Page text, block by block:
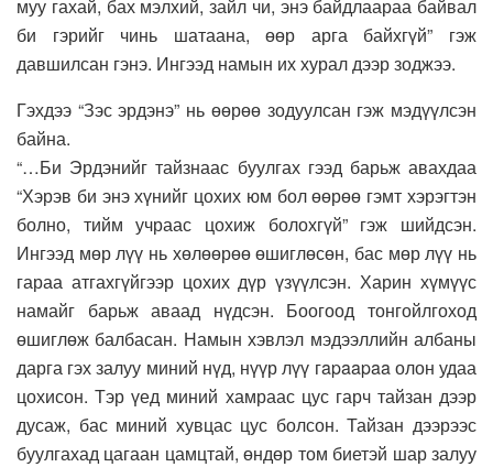
муу гахай, бах мэлхий, зайл чи, энэ байдлаараа байвал
би гэрийг чинь шатаана, өөр арга байхгүй” гэж
давшилсан гэнэ. Ингээд намын их хурал дээр зоджээ.
Гэхдээ “Зэс эрдэнэ” нь өөрөө зодуулсан гэж мэдүүлсэн
байна.
“…Би Эрдэнийг тайзнаас буулгах гээд барьж авахдаа
“Хэрэв би энэ хүнийг цохих юм бол өөрөө гэмт хэрэгтэн
болно, тийм учраас цохиж болохгүй” гэж шийдсэн.
Ингээд мөр лүү нь хөлөөрөө өшиглөсөн, бас мөр лүү нь
гараа атгахгүйгээр цохих дүр үзүүлсэн. Харин хүмүүс
намайг барьж аваад нүдсэн. Боогоод тонгойлгоход
өшиглөж балбасан. Намын хэвлэл мэдээллийн албаны
дарга гэх залуу миний нүд, нүүр лүү гapaapaa олон удаа
цохисон. Тэр үед миний хамраас цус гарч тайзан дээр
дусаж, бас миний хувцас цус болсон. Тайзан дээрээс
буулгахад цагаан цамцтай, өндөр том биетэй шар залуу